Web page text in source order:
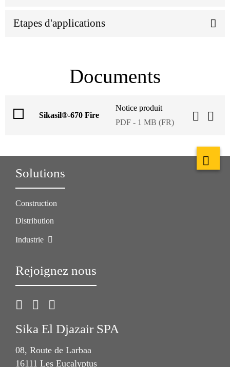
Etapes d'applications
Documents
Sikasil®-670 Fire
Notice produit
PDF - 1 MB (FR)
Solutions
Construction
Distribution
Industrie
Rejoignez nous
Sika El Djazair SPA
08, Route de Larbaa
16111 Les Eucalyptus